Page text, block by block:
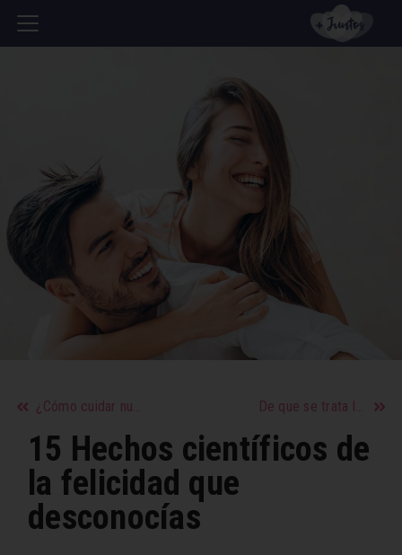
¿Cómo cuidar nuestro pies? De que se trata la automotivación.
15 Hechos científicos de
la felicidad que
desconocías